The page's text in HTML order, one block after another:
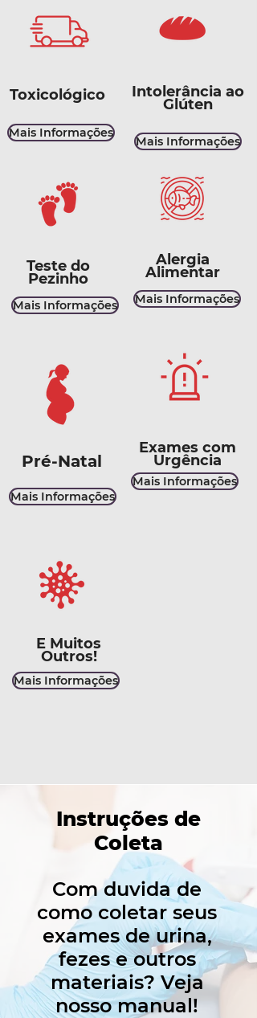
Toxicológico
Mais Informações
Teste do
Pezinho
Mais Informações
Intolerância ao
Glúten
Alergia
Alimentar
Mais Informações
Exames com
Urgência
Mais Informações
Pré-Natal
Mais Informações
E Muitos
Outros!
Mais Informações
Mais Informações
Instruções de
Coleta
Com duvida de
como coletar seus
exames de urina,
fezes e outros
materiais? Veja
nosso manual!